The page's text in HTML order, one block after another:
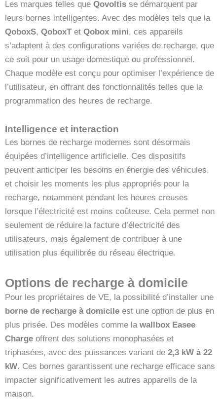
Les marques telles que Qovoltis se démarquent par
leurs bornes intelligentes. Avec des modèles tels que la
QoboxS, QoboxTet Qobox mini, ces appareils
s’adaptent à des configurations variées de recharge, que
ce soit pour un usage domestique ou professionnel.
Chaque modèle est conçu pour optimiser l’expérience de
l’utilisateur, en offrant des fonctionnalités telles que la
programmation des heures de recharge.
Intelligence et interaction
Les bornes de recharge modernes sont désormais
équipées d’intelligence artificielle. Ces dispositifs
peuvent anticiper les besoins en énergie des véhicules,
et choisir les moments les plus appropriés pour la
recharge, notamment pendant les heures creuses
lorsque l’électricité est moins coûteuse. Cela permet non
seulement de réduire la facture d’électricité des
utilisateurs, mais également de contribuer à une
utilisation plus équilibrée du réseau électrique.
Options de recharge à domicile
Pour les propriétaires de VE, la possibilité d’installer une
borne de recharge à domicile est une option de plus en
plus prisée. Des modèles comme la wallbox Easee
Charge offrent des solutions monophasées et
triphasées, avec des puissances variant de 2,3 kW à 22
kW. Ces bornes garantissent une recharge efficace sans
impacter significativement les autres appareils de la
maison.